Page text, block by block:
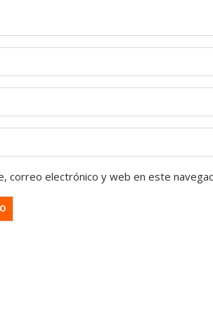
correo electrónico y web en este